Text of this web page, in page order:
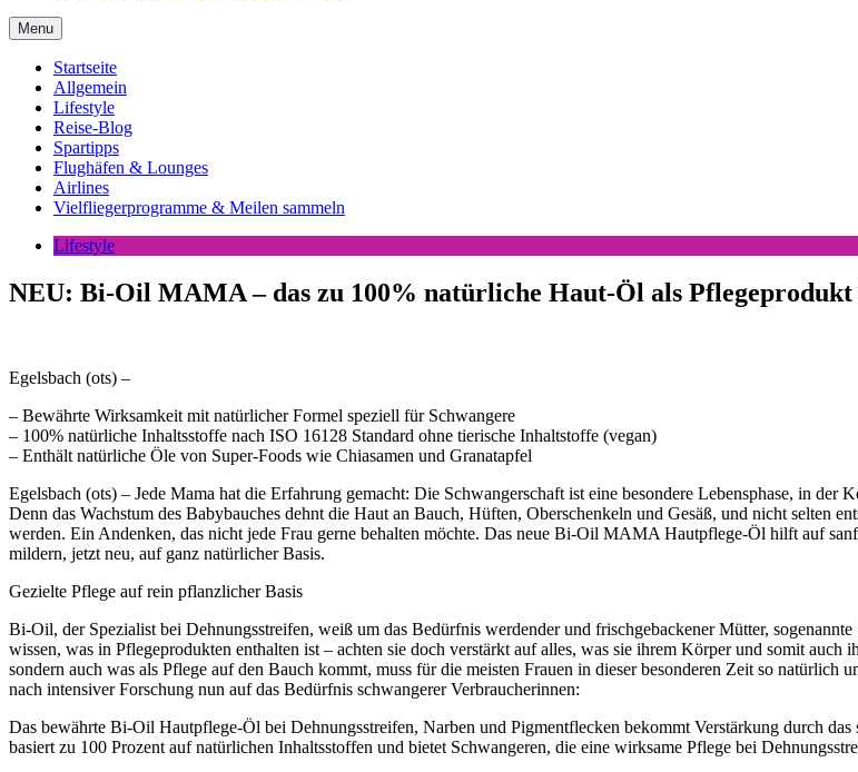
Menu
Startseite
Allgemein
Lifestyle
Reise-Blog
Spartipps
Flughäfen & Lounges
Airlines
Vielfliegerprogramme & Meilen sammeln
Lifestyle
NEU: Bi-Oil MAMA – das zu 100% natürliche Haut-Öl als Pflegeprodukt
Egelsbach (ots) –
– Bewährte Wirksamkeit mit natürlicher Formel speziell für Schwangere
– 100% natürliche Inhaltsstoffe nach ISO 16128 Standard ohne tierische Inhaltstoffe (vegan)
– Enthält natürliche Öle von Super-Foods wie Chiasamen und Granatapfel
Egelsbach (ots) – Jede Mama hat die Erfahrung gemacht: Die Schwangerschaft ist eine besondere Lebensphase, in
Denn das Wachstum des Babybauches dehnt die Haut an Bauch, Hüften, Oberschenkeln und Gesäß, und nicht selten
werden. Ein Andenken, das nicht jede Frau gerne behalten möchte. Das neue Bi-Oil MAMA Hautpflege-Öl hilft auf
mildern, jetzt neu, auf ganz natürlicher Basis.
Gezielte Pflege auf rein pflanzlicher Basis
Bi-Oil, der Spezialist bei Dehnungsstreifen, weiß um das Bedürfnis werdender und frischgebackener Mütter,
wissen, was in Pflegeprodukten enthalten ist – achten sie doch verstärkt auf alles, was sie ihrem Körper und somit
sondern auch was als Pflege auf den Bauch kommt, muss für die meisten Frauen in dieser besonderen Zeit so
nach intensiver Forschung nun auf das Bedürfnis schwangerer Verbraucherinnen:
Das bewährte Bi-Oil Hautpflege-Öl bei Dehnungsstreifen, Narben und Pigmentflecken bekommt Verstärkung durch
basiert zu 100 Prozent auf natürlichen Inhaltsstoffen und bietet Schwangeren, die eine wirksame Pflege bei